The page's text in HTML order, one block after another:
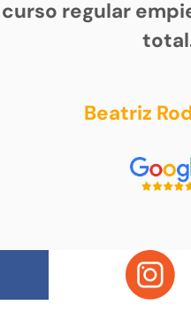
regular
Beatriz